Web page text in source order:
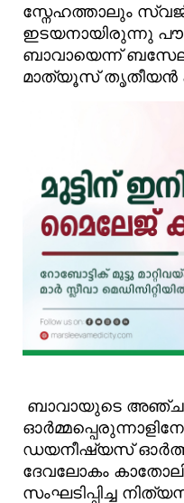
സ്നേഹത്താലും
ഇടയനായിരുന്നു
ബാവായെന്ന്
മാത്യൂസ് തൃതീയൻ
ബാവായുടെ
ഡയനീഷ്യസ്
ദേവലോകം
സംഘടിപ്പിച്ച